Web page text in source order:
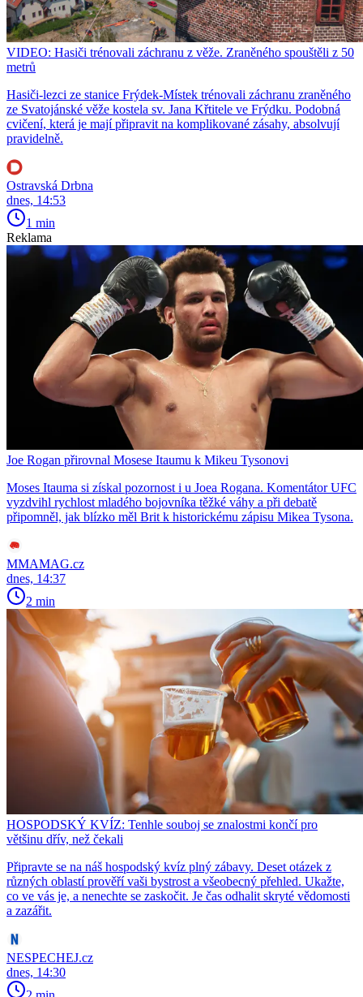
VIDEO: Hasiči trénovali záchranu z věže. Zraněného spouštěli z 50
metrů
Hasiči-lezci ze stanice Frýdek-Místek trénovali záchranu zraněného
ze Svatojánské věže kostela sv. Jana Křtitele ve Frýdku. Podobná
cvičení, která je mají připravit na komplikované zásahy, absolvují
pravidelně.
Ostravská Drbna
dnes, 14:53
1 min
Reklama
Joe Rogan přirovnal Mosese Itaumu k Mikeu Tysonovi
Moses Itauma si získal pozornost i u Joea Rogana. Komentátor UFC
vyzdvihl rychlost mladého bojovníka těžké váhy a při debatě
připomněl, jak blízko měl Brit k historickému zápisu Mikea Tysona.
MMAMAG.cz
dnes, 14:37
2 min
HOSPODSKÝ KVÍZ: Tenhle souboj se znalostmi končí pro
většinu dřív, než čekali
Připravte se na náš hospodský kvíz plný zábavy. Deset otázek z
různých oblastí prověří vaši bystrost a všeobecný přehled. Ukažte,
co ve vás je, a nenechte se zaskočit. Je čas odhalit skryté vědomosti
a zazářit.
NESPECHEJ.cz
dnes, 14:30